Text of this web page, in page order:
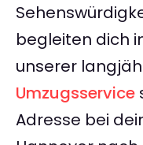
begleiten dich
unserer
Umzugsservice
Adresse bei